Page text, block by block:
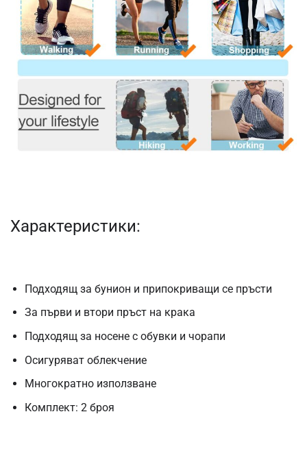
Характеристики:
Подходящ за бунион и припокриващи се пръсти
За първи и втори пръст на крака
Подходящ за носене с обувки и чорапи
Осигуряват облекчение
Многократно използване
Комплект: 2 броя